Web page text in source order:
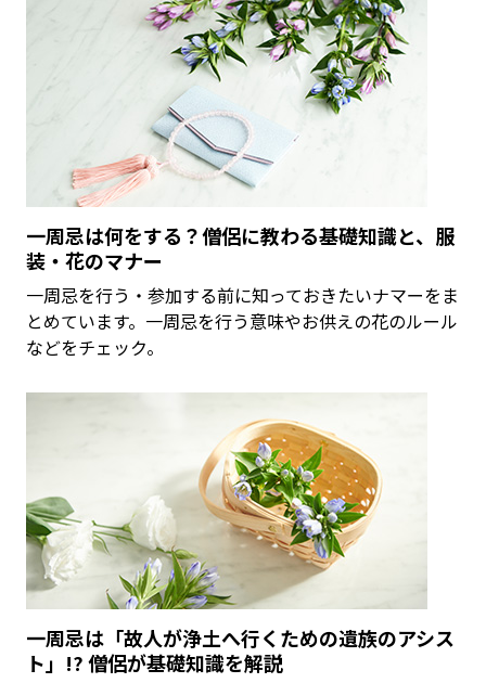
一周忌は何をする？僧侶に教わる基礎知識と、服
装・花のマナー
一周忌を行う・参加する前に知っておきたいナマーをま
とめています。一周忌を行う意味やお供えの花のルール
などをチェック。
一周忌は「故人が浄土へ行くための遺族のアシス
ト」!? 僧侶が基礎知識を解説